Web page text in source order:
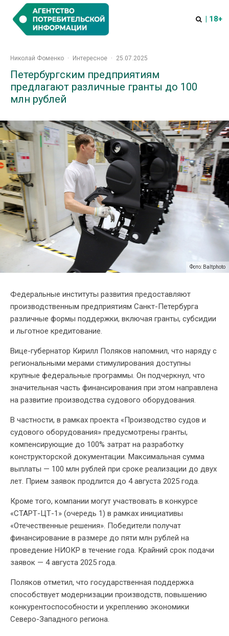
| 18+
Николай Фоменко · Интересное · 25.07.2025
Петербургским предприятиям
предлагают различные гранты до 100
млн рублей
Фото: Baltphoto
Федеральные институты развития предоставляют
производственным предприятиям Санкт-Петербурга
различные формы поддержки, включая гранты, субсидии
и льготное кредитование.
Вице-губернатор Кирилл Поляков напомнил, что наряду с
региональными мерами стимулирования доступны
крупные федеральные программы. Он подчеркнул, что
значительная часть финансирования при этом направлена
на развитие производства судового оборудования.
В частности, в рамках проекта «Производство судов и
судового оборудования» предусмотрены гранты,
компенсирующие до 100% затрат на разработку
конструкторской документации. Максимальная сумма
выплаты — 100 млн рублей при сроке реализации до двух
лет. Прием заявок продлится до 4 августа 2025 года.
Кроме того, компании могут участвовать в конкурсе
«СТАРТ-ЦТ-1» (очередь 1) в рамках инициативы
«Отечественные решения». Победители получат
финансирование в размере до пяти млн рублей на
проведение НИОКР в течение года. Крайний срок подачи
заявок — 4 августа 2025 года.
Поляков отметил, что государственная поддержка
способствует модернизации производств, повышению
конкурентоспособности и укреплению экономики
Северо-Западного региона.